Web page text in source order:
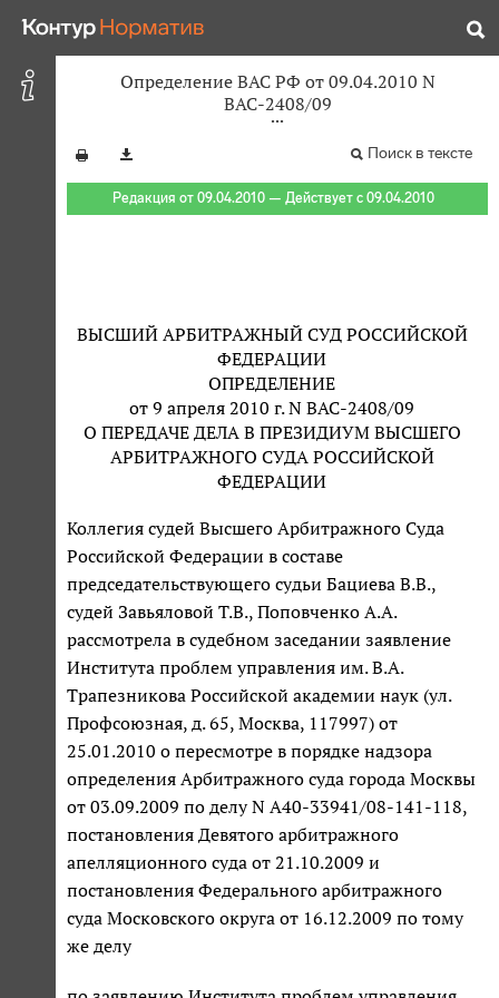
Определение ВАС РФ от 09.04.2010 N
ВАС-2408/09
Поиск в тексте
Редакция от 09.04.2010 — Действует с 09.04.2010
ВЫСШИЙ АРБИТРАЖНЫЙ СУД РОССИЙСКОЙ
ФЕДЕРАЦИИ
ОПРЕДЕЛЕНИЕ
от 9 апреля 2010 г. N ВАС-2408/09
О ПЕРЕДАЧЕ ДЕЛА В ПРЕЗИДИУМ ВЫСШЕГО
АРБИТРАЖНОГО СУДА РОССИЙСКОЙ
ФЕДЕРАЦИИ
Коллегия судей Высшего Арбитражного Суда
Российской Федерации в составе
председательствующего судьи Бациева В.В.,
судей Завьяловой Т.В., Поповченко А.А.
рассмотрела в судебном заседании заявление
Института проблем управления им. В.А.
Трапезникова Российской академии наук (ул.
Профсоюзная, д. 65, Москва, 117997) от
25.01.2010 о пересмотре в порядке надзора
определения Арбитражного суда города Москвы
от 03.09.2009 по делу N А40-33941/08-141-118,
постановления Девятого арбитражного
апелляционного суда от 21.10.2009 и
постановления Федерального арбитражного
суда Московского округа от 16.12.2009 по тому
же делу